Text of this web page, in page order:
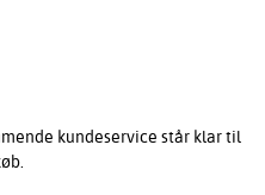
kundeservice står klar til